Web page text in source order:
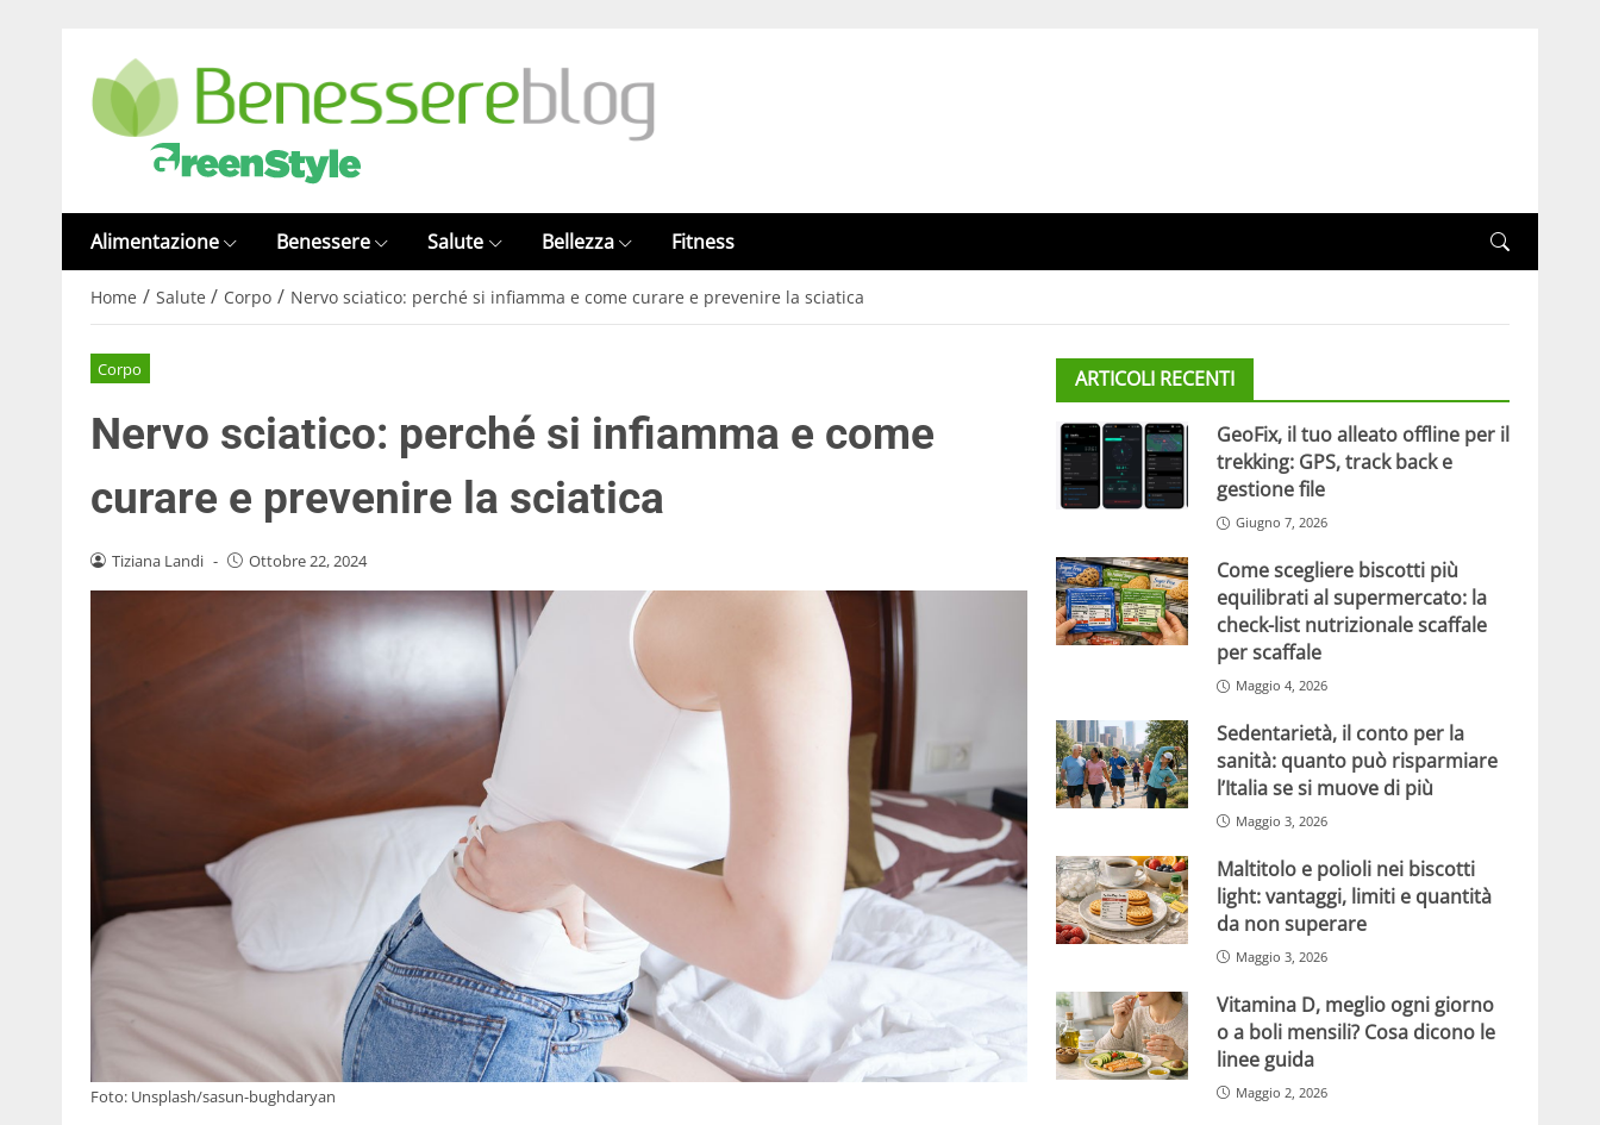
Alimentazione Benessere Salute Bellezza Fitness
Home / Salute / Corpo / Nervo sciatico: perché si infiamma e come curare e prevenire la sciatica
Corpo
Nervo sciatico: perché si infiamma e come
curare e prevenire la sciatica
Tiziana Landi - Ottobre 22, 2024
Foto: Unsplash/sasun-bughdaryan
ARTICOLI RECENTI
GeoFix, il tuo alleato offline per il
trekking: GPS, track back e
gestione file
Giugno 7, 2026
Come scegliere biscotti più
equilibrati al supermercato: la
check-list nutrizionale scaffale
per scaffale
Maggio 4, 2026
Sedentarietà, il conto per la
sanità: quanto può risparmiare
l’Italia se si muove di più
Maggio 3, 2026
Maltitolo e polioli nei biscotti
light: vantaggi, limiti e quantità
da non superare
Maggio 3, 2026
Vitamina D, meglio ogni giorno
o a boli mensili? Cosa dicono le
linee guida
Maggio 2, 2026